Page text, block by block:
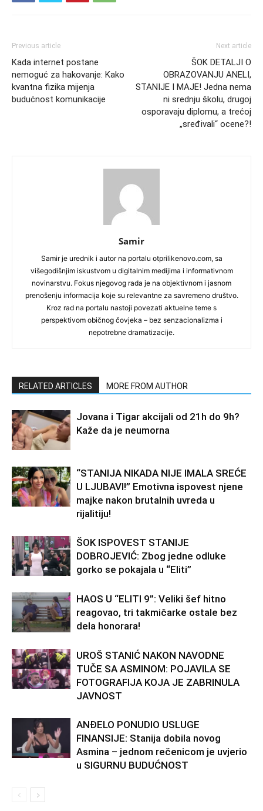
Previous article
Kada internet postane
nemoguć za hakovanje: Kako
kvantna fizika mijenja
budućnost komunikacije
Next article
ŠOK DETALJI O
OBRAZOVANJU ANELI,
STANIJE I MAJE! Jedna nema
ni srednju školu, drugoj
osporavaju diplomu, a trećoj
„sređivali“ ocene?!
Samir
Samir je urednik i autor na portalu otprilikenovo.com, sa
višegodišnjim iskustvom u digitalnim medijima i informativnom
novinarstvu. Fokus njegovog rada je na objektivnom i jasnom
prenošenju informacija koje su relevantne za savremeno društvo.
Kroz rad na portalu nastoji povezati aktuelne teme s
perspektivom običnog čovjeka – bez senzacionalizma i
nepotrebne dramatizacije.
RELATED ARTICLES MORE FROM AUTHOR
Jovana i Tigar akcijali od 21h do 9h?
Kaže da je neumorna
“STANIJA NIKADA NIJE IMALA SREĆE
U LJUBAVI!” Emotivna ispovest njene
majke nakon brutalnih uvreda u
rijalitiju!
ŠOK ISPOVEST STANIJE
DOBROJEVIĆ: Zbog jedne odluke
gorko se pokajala u “Eliti”
HAOS U “ELITI 9”: Veliki šef hitno
reagovao, tri takmičarke ostale bez
dela honorara!
UROŠ STANIĆ NAKON NAVODNE
TUČE SA ASMINOM: POJAVILA SE
FOTOGRAFIJA KOJA JE ZABRINULA
JAVNOST
ANĐELO PONUDIO USLUGE
FINANSIJE: Stanija dobila novog
Asmina – jednom rečenicom je uvjerio
u SIGURNU BUDUĆNOST